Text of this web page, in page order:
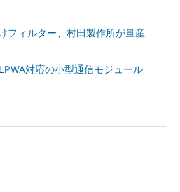
フィルター、村田製作所が量産
対応の小型通信モジュール